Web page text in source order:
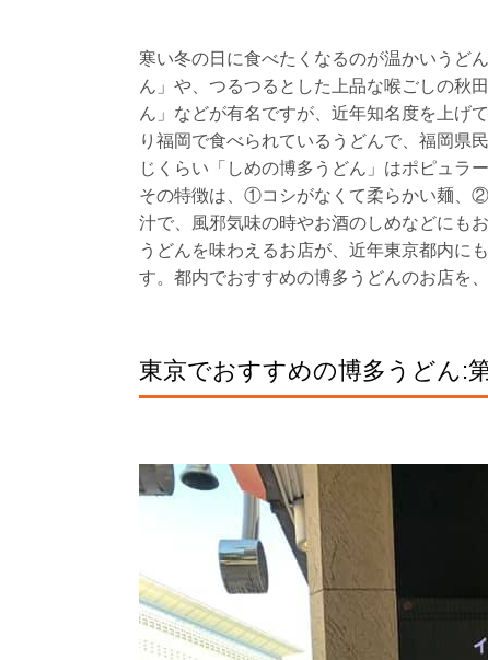
寒い冬の日に食べたくなるのが温かいうど
ん」や、つるつるとした上品な喉ごしの秋
ん」などが有名ですが、近年知名度を上げ
り福岡で食べられているうどんで、福岡県
じくらい「しめの博多うどん」はポピュラー
その特徴は、①コシがなくて柔らかい麺、
汁で、風邪気味の時やお酒のしめなどにも
うどんを味わえるお店が、近年東京都内に
す。都内でおすすめの博多うどんのお店を
東京でおすすめの博多うどん: